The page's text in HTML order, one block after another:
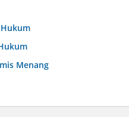
Menang